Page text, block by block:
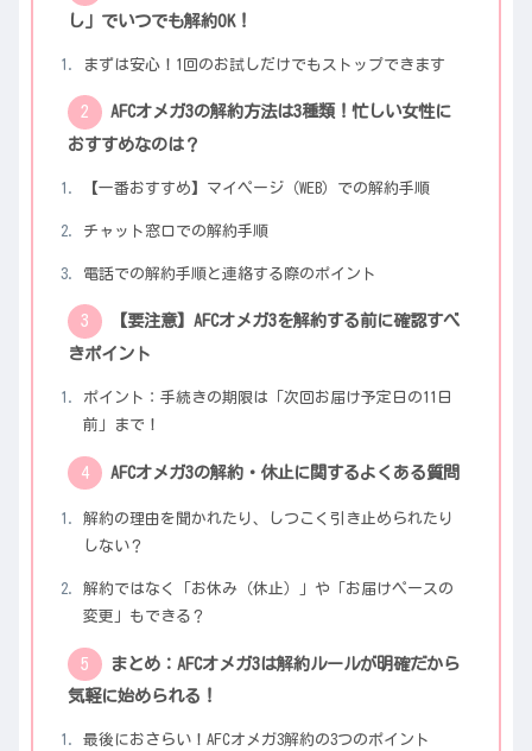
し」でいつでも解約OK！
まずは安心！1回のお試しだけでもストップできます
AFCオメガ3の解約方法は3種類！忙しい女性に
おすすめなのは？
【一番おすすめ】マイページ（WEB）での解約手順
チャット窓口での解約手順
電話での解約手順と連絡する際のポイント
【要注意】AFCオメガ3を解約する前に確認すべ
きポイント
ポイント：手続きの期限は「次回お届け予定日の11日
前」まで！
AFCオメガ3の解約・休止に関するよくある質問
解約の理由を聞かれたり、しつこく引き止められたり
しない？
解約ではなく「お休み（休止）」や「お届けペースの
変更」もできる？
まとめ：AFCオメガ3は解約ルールが明確だから
気軽に始められる！
最後におさらい！AFCオメガ3解約の3つのポイント